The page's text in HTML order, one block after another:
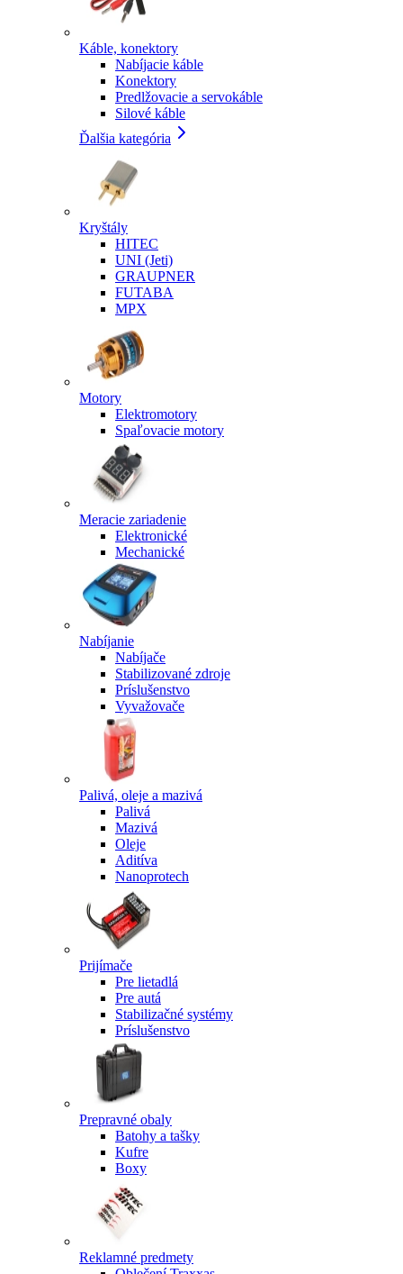
Káble, konektory
Nabíjacie káble
Konektory
Predlžovacie a servokáble
Silové káble
Ďalšia kategória
Kryštály
HITEC
UNI (Jeti)
GRAUPNER
FUTABA
MPX
Motory
Elektromotory
Spaľovacie motory
Meracie zariadenie
Elektronické
Mechanické
Nabíjanie
Nabíjače
Stabilizované zdroje
Príslušenstvo
Vyvažovače
Palivá, oleje a mazivá
Palivá
Mazivá
Oleje
Aditíva
Nanoprotech
Prijímače
Pre lietadlá
Pre autá
Stabilizačné systémy
Príslušenstvo
Prepravné obaly
Batohy a tašky
Kufre
Boxy
Reklamné predmety